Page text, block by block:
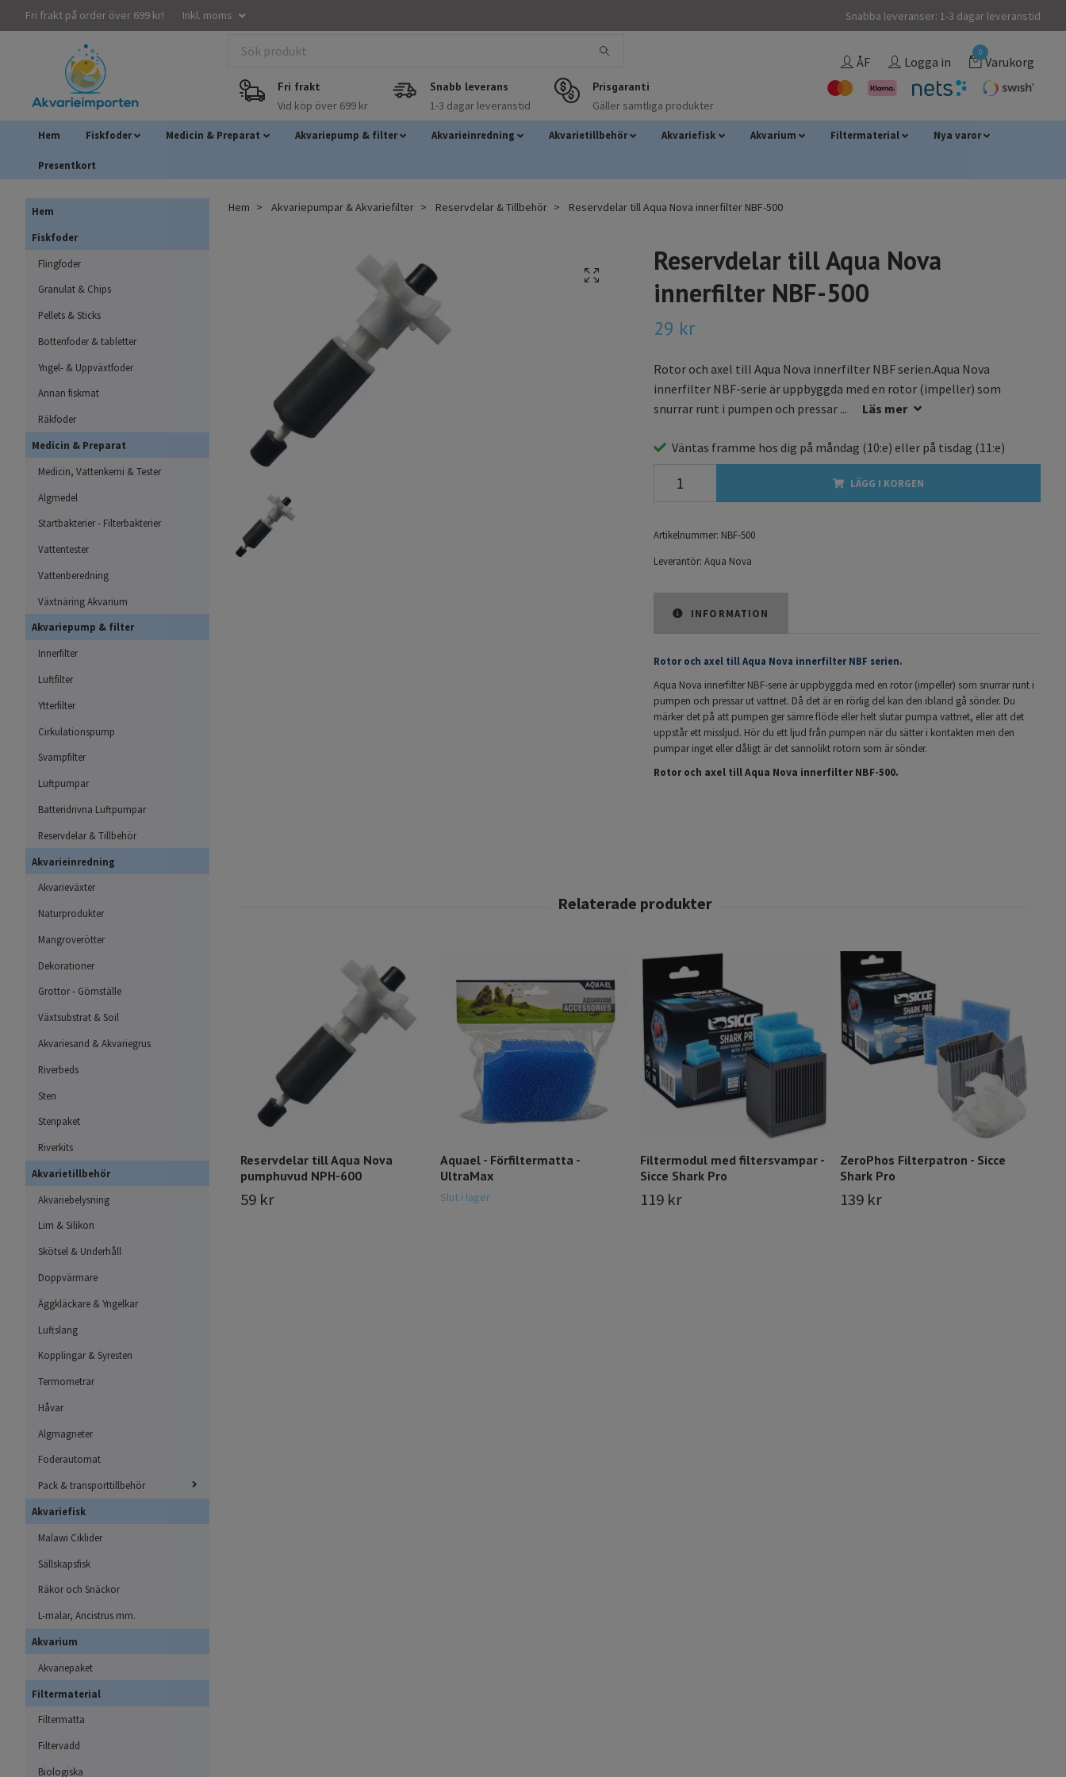
Fri frakt på order över 699 kr! Inkl. moms Snabba leveranser: 1-3 dagar leveranstid
Fri frakt
Vid köp över 699 kr
Snabb leverans
1-3 dagar leveranstid
Prisgaranti
Gäller samtliga produkter
ÅF Logga in
0
Varukorg
Hem Fiskfoder Medicin & Preparat Akvariepump & filter Akvarieinredning Akvarietillbehör Akvariefisk Akvarium Filtermaterial Nya varor
Presentkort
Hem
Fiskfoder
Flingfoder
Granulat & Chips
Pellets & Sticks
Bottenfoder & tabletter
Yngel- & Uppväxtfoder
Annan fiskmat
Räkfoder
Medicin & Preparat
Medicin, Vattenkemi & Tester
Algmedel
Startbakterier - Filterbakterier
Vattentester
Vattenberedning
Växtnäring Akvarium
Akvariepump & filter
Innerfilter
Luftfilter
Ytterfilter
Cirkulationspump
Svampfilter
Luftpumpar
Batteridrivna Luftpumpar
Reservdelar & Tillbehör
Akvarieinredning
Akvarieväxter
Naturprodukter
Mangroverötter
Dekorationer
Grottor - Gömställe
Växtsubstrat & Soil
Akvariesand & Akvariegrus
Riverbeds
Sten
Stenpaket
Riverkits
Akvarietillbehör
Akvariebelysning
Lim & Silikon
Skötsel & Underhåll
Doppvärmare
Äggkläckare & Yngelkar
Luftslang
Kopplingar & Syresten
Termometrar
Håvar
Algmagneter
Foderautomat
Pack & transporttillbehör
Akvariefisk
Malawi Ciklider
Sällskapsfisk
Räkor och Snäckor
L-malar, Ancistrus mm.
Akvarium
Akvariepaket
Filtermaterial
Filtermatta
Filtervadd
Biologiska
Hem Akvariepumpar & Akvariefilter Reservdelar & Tillbehör Reservdelar till Aqua Nova innerfilter NBF-500
Reservdelar till Aqua Nova
innerfilter NBF-500
29 kr
Rotor och axel till Aqua Nova innerfilter NBF serien.Aqua Nova
innerfilter NBF-serie är uppbyggda med en rotor (impeller) som
snurrar runt i pumpen och pressar ...
Läs mer
Väntas framme hos dig på måndag (10:e) eller på tisdag (11:e)
LÄGG I KORGEN
Artikelnummer: NBF-500
Leverantör: Aqua Nova
INFORMATION
Rotor och axel till Aqua Nova innerfilter NBF serien.
Aqua Nova innerfilter NBF-serie är uppbyggda med en rotor (impeller) som snurrar runt i
pumpen och pressar ut vattnet. Då det är en rörlig del kan den ibland gå sönder. Du
märker det på att pumpen ger sämre flöde eller helt slutar pumpa vattnet, eller att det
uppstår ett missljud. Hör du ett ljud från pumpen när du sätter i kontakten men den
pumpar inget eller dåligt är det sannolikt rotorn som är sönder.
Rotor och axel till Aqua Nova innerfilter NBF-500.
Reservdelar till Aqua Nova
pumphuvud NPH-600
59 kr
Aquael - Förfiltermatta -
UltraMax
Slut i lager
Filtermodul med filtersvampar -
Sicce Shark Pro
119 kr
ZeroPhos Filterpatron - Sicce
Shark Pro
139 kr